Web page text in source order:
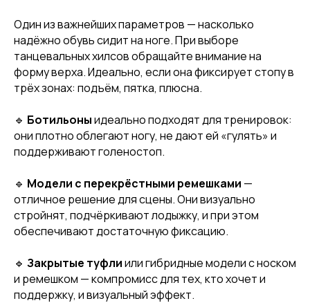
Один из важнейших параметров — насколько
надёжно обувь сидит на ноге. При выборе
танцевальных хилсов обращайте внимание на
форму верха. Идеально, если она фиксирует стопу в
трёх зонах: подъём, пятка, плюсна.
🔹 Ботильоныидеально подходят для тренировок:
они плотно облегают ногу, не дают ей «гулять» и
поддерживают голеностоп.
🔹 Модели с перекрёстными ремешками —
отличное решение для сцены. Они визуально
стройнят, подчёркивают лодыжку, и при этом
обеспечивают достаточную фиксацию.
🔹 Закрытые туфлиили гибридные модели с носком
и ремешком — компромисс для тех, кто хочет и
поддержку, и визуальный эффект.